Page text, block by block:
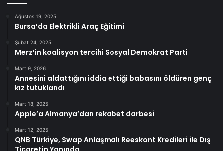
Ağustos 19, 2025
Bursa’da Elektrikli Araç Eğitimi
Şubat 24, 2025
Merz’in koalisyon tercihi Sosyal Demokrat Parti
Mart 9, 2026
Annesini aldattığını iddia ettiği babasını öldüren genç
kız tutuklandı
Mart 18, 2025
Apple’a Almanya’dan rekabet darbesi
Mart 12, 2025
QNB Türkiye, Swap Anlaşmalı Reeskont Kredileri ile Dış